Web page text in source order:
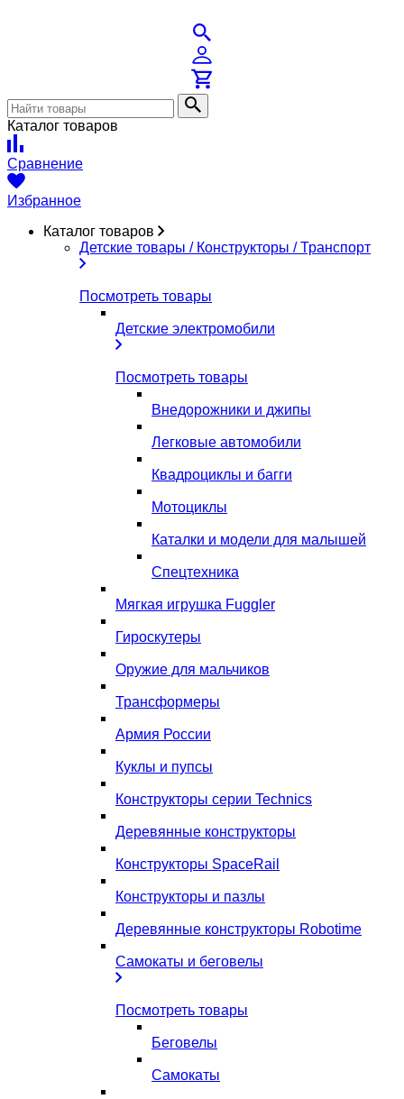
Каталог товаров
Сравнение
Избранное
Каталог товаров
Детские товары / Конструкторы / Транспорт
Посмотреть товары
Детские электромобили
Посмотреть товары
Внедорожники и джипы
Легковые автомобили
Квадроциклы и багги
Мотоциклы
Каталки и модели для малышей
Спецтехника
Мягкая игрушка Fuggler
Гироскутеры
Оружие для мальчиков
Трансформеры
Армия России
Куклы и пупсы
Конструкторы серии Technics
Деревянные конструкторы
Конструкторы SpaceRail
Конструкторы и пазлы
Деревянные конструкторы Robotime
Самокаты и беговелы
Посмотреть товары
Беговелы
Самокаты